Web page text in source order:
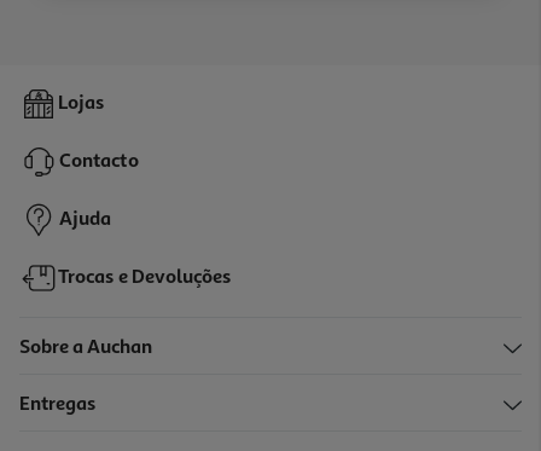
Lojas
Contacto
Ajuda
Trocas e Devoluções
Sobre a Auchan
Entregas